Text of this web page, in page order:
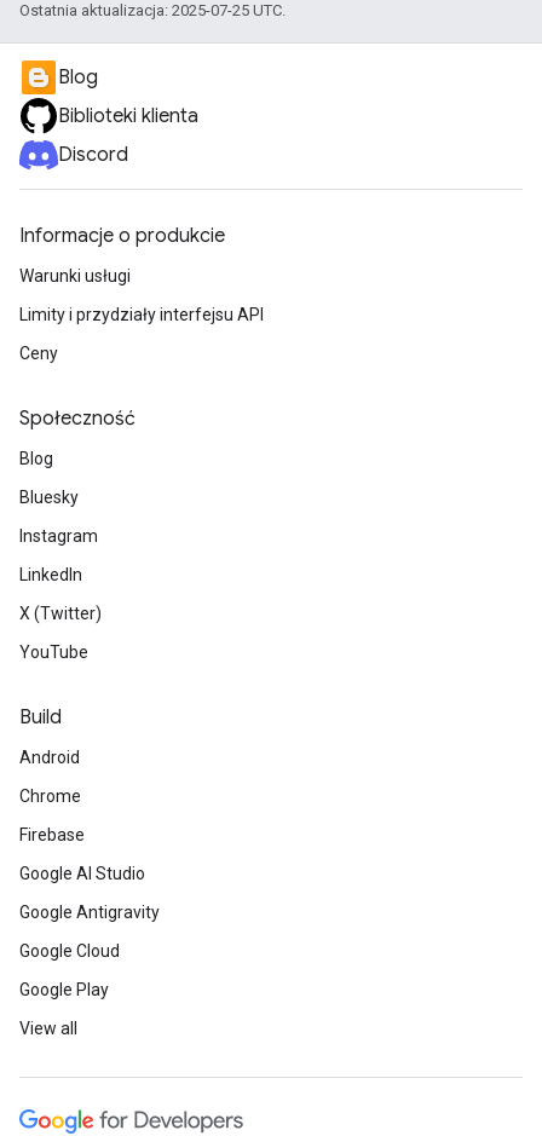
Ostatnia aktualizacja: 2025-07-25 UTC.
Blog
Biblioteki klienta
Discord
Informacje o produkcie
Warunki usługi
Limity i przydziały interfejsu API
Ceny
Społeczność
Blog
Bluesky
Instagram
LinkedIn
X (Twitter)
YouTube
Build
Android
Chrome
Firebase
Google AI Studio
Google Antigravity
Google Cloud
Google Play
View all